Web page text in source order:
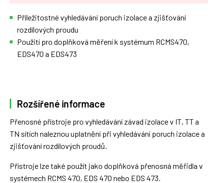
Příležitostné vyhledávání poruch izolace a zjišťování
rozdílových proudu
Použití pro doplňková měření k systémum RCMS470,
EDS470 a EDS473
Rozšířené informace
Přenosné přístroje pro vyhledávání závad izolace v IT, TT a
TN sítích naleznou uplatnění při vyhledávání poruch izolace a
zjišťování rozdílových proudů.
Přístroje lze také použít jako doplňková přenosná měřidla v
systémech RCMS 470, EDS 470 nebo EDS 473.